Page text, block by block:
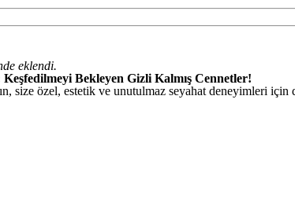
eklendi.
Bekleyen Gizli Kalmış Cennetler!
size özel, estetik ve unutulmaz seyahat deneyimleri